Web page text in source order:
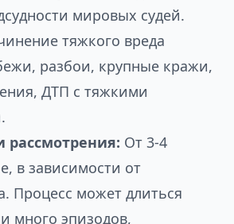
мировых судей.
тяжкого вреда
разбои, крупные кражи,
ДТП с тяжкими
рассмотрения: От 3-4
в зависимости от
Процесс может длиться
много эпизодов,